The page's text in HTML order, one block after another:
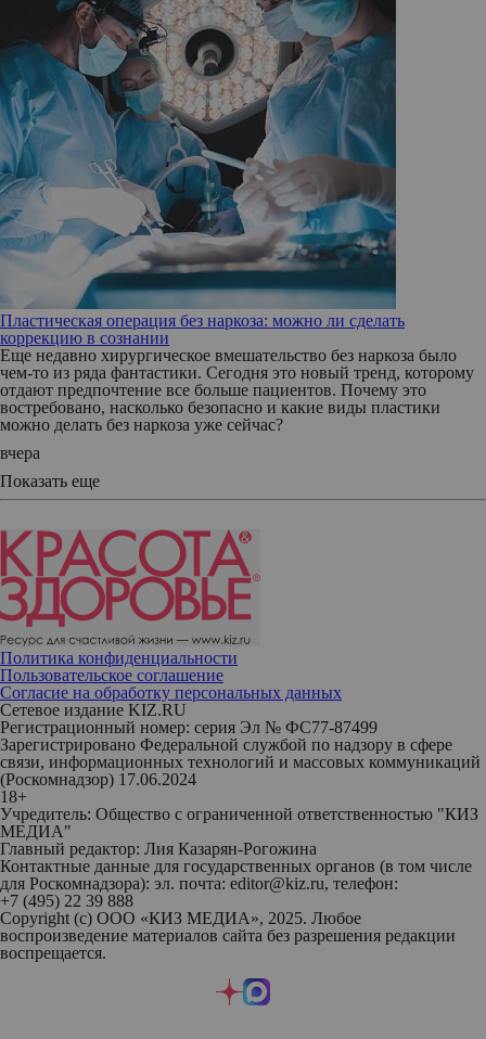
Пластическая операция без наркоза: можно ли сделать
коррекцию в сознании
Еще недавно хирургическое вмешательство без наркоза было
чем-то из ряда фантастики. Сегодня это новый тренд, которому
отдают предпочтение все больше пациентов. Почему это
востребовано, насколько безопасно и какие виды пластики
можно делать без наркоза уже сейчас?
вчера
Показать еще
Политика конфиденциальности
Пользовательское соглашение
Согласие на обработку персональных данных
Сетевое издание KIZ.RU
Регистрационный номер: серия Эл № ФС77-87499
Зарегистрировано Федеральной службой по надзору в сфере
связи, информационных технологий и массовых коммуникаций
(Роскомнадзор) 17.06.2024
18+
Учредитель: Общество с ограниченной ответственностью "КИЗ
МЕДИА"
Главный редактор: Лия Казарян-Рогожина
Контактные данные для государственных органов (в том числе
для Роскомнадзора): эл. почта: editor@kiz.ru, телефон:
+7 (495) 22 39 888
Copyright (с) ООО «КИЗ МЕДИА», 2025. Любое
воспроизведение материалов сайта без разрешения редакции
воспрещается.